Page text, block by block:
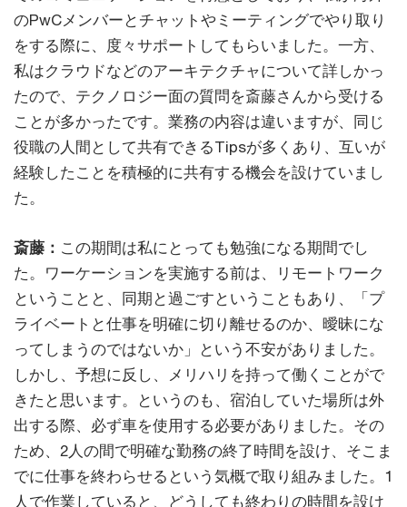
のPwCメンバーとチャットやミーティングでやり取り
をする際に、度々サポートしてもらいました。一方、
私はクラウドなどのアーキテクチャについて詳しかっ
たので、テクノロジー面の質問を斎藤さんから受ける
ことが多かったです。業務の内容は違いますが、同じ
役職の人間として共有できるTipsが多くあり、互いが
経験したことを積極的に共有する機会を設けていまし
た。
斎藤： この期間は私にとっても勉強になる期間でし
た。ワーケーションを実施する前は、リモートワーク
ということと、同期と過ごすということもあり、「プ
ライベートと仕事を明確に切り離せるのか、曖昧にな
ってしまうのではないか」という不安がありました。
しかし、予想に反し、メリハリを持って働くことがで
きたと思います。というのも、宿泊していた場所は外
出する際、必ず車を使用する必要がありました。その
ため、2人の間で明確な勤務の終了時間を設け、そこま
でに仕事を終わらせるという気概で取り組みました。1
人で作業していると、どうしても終わりの時間を設け